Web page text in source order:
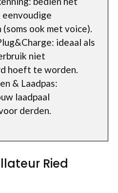
eenvoudige
ook met voice).
ideaal als
niet
hoeft te worden.
& Laadpas:
laadpaal
derden.
Ried